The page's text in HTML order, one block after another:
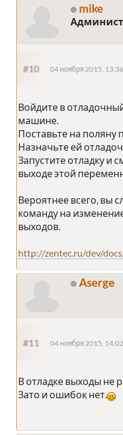
mike
#10 04 ноября 2015,
Войдите в
машине.
Поставьте на поляну
Назначьте ей
Запустите отладку и
выходе этой
Вероятнее всего, вы
команду на
выходов.
http://zentec.ru/dev/
Aserge
#11 04 ноября 2015,
В отладке выходы не
Зато и ошибок нет.